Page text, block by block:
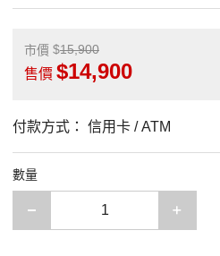
市價 15,900
售價 14,900
付款方式： 信用卡 / ATM
數量
減少一項